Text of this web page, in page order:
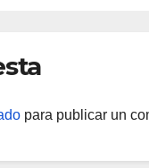
para publicar un